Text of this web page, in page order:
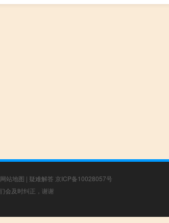
网站地图 | 疑难解答 京ICP备10028057号
会及时纠正，谢谢